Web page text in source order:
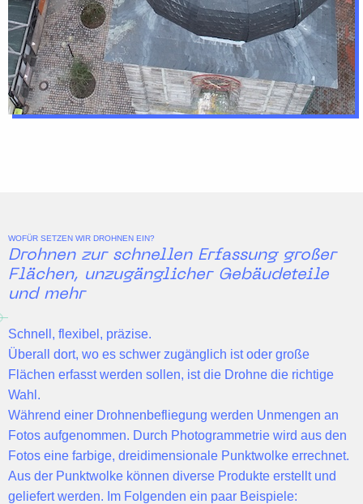
WOFÜR SETZEN WIR DROHNEN EIN?
Drohnen zur schnellen Erfassung großer
Flächen, unzugänglicher Gebäudeteile
und mehr
Schnell, flexibel, präzise.
Überall dort, wo es schwer zugänglich ist oder große
Flächen erfasst werden sollen, ist die Drohne die richtige
Wahl.
Während einer Drohnenbefliegung werden Unmengen an
Fotos aufgenommen. Durch Photogrammetrie wird aus den
Fotos eine farbige, dreidimensionale Punktwolke errechnet.
Aus der Punktwolke können diverse Produkte erstellt und
geliefert werden. Im Folgenden ein paar Beispiele: